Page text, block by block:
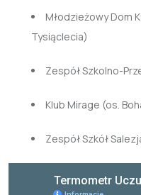
Młodzieżowy Dom
Tysiąclecia)
Zespół Szkolno-
Klub Mirage (os.
Zespół Szkół